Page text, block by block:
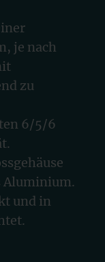
je nach
zu
6/5/6
Aluminium.
und in